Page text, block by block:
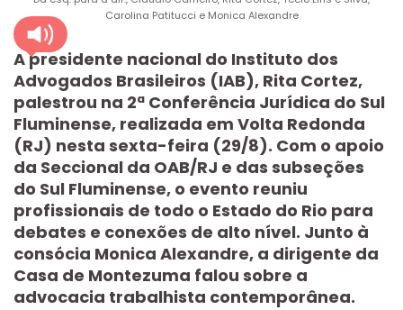
Carolina Patitucci e Monica Alexandre
A presidente nacional do Instituto dos
Advogados Brasileiros (IAB), Rita Cortez,
palestrou na 2ª Conferência Jurídica do Sul
Fluminense, realizada em Volta Redonda
(RJ) nesta sexta-feira (29/8). Com o apoio
da Seccional da OAB/RJ e das subseções
do Sul Fluminense, o evento reuniu
profissionais de todo o Estado do Rio para
debates e conexões de alto nível. Junto à
consócia Monica Alexandre, a dirigente da
Casa de Montezuma falou sobre a
advocacia trabalhista contemporânea.